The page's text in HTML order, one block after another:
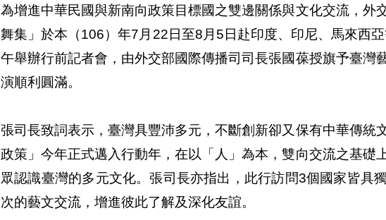
為增進中華民國與新南向政策目標國之雙邊關係與文化交流，外
舞集」於本（106）年7月22日至8月5日赴印度、印尼、馬來西
午舉辦行前記者會，由外交部國際傳播司司長張國葆授旗予臺灣
演順利圓滿。
張司長致詞表示，臺灣具豐沛多元，不斷創新卻又保有中華傳統
政策」今年正式邁入行動年，在以「人」為本，雙向交流之基礎
眾認識臺灣的多元文化。張司長亦指出，此行訪問3個國家皆具
次的藝文交流，增進彼此了解及深化友誼。